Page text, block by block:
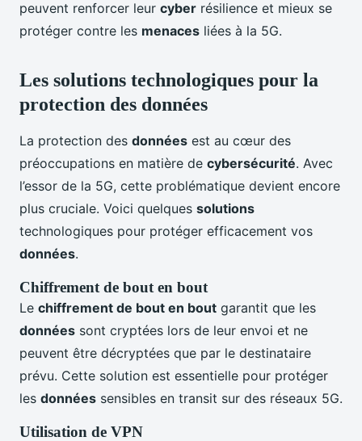
peuvent renforcer leur cyber résilience et mieux se
protéger contre les menaces liées à la 5G.
Les solutions technologiques pour la
protection des données
La protection des données est au cœur des
préoccupations en matière de cybersécurité. Avec
l’essor de la 5G, cette problématique devient encore
plus cruciale. Voici quelques solutions
technologiques pour protéger efficacement vos
données.
Chiffrement de bout en bout
Le chiffrement de bout en bout garantit que les
données sont cryptées lors de leur envoi et ne
peuvent être décryptées que par le destinataire
prévu. Cette solution est essentielle pour protéger
les données sensibles en transit sur des réseaux 5G.
Utilisation de VPN